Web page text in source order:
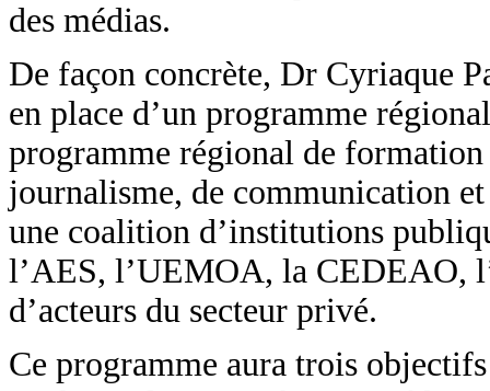
des médias.
De façon concrète, Dr Cyriaque
en place d’un programme
programme régional de
journalisme, de communication
une coalition d’institutions
l’AES, l’UEMOA, la CEDEAO,
d’acteurs du secteur privé.
Ce programme aura trois